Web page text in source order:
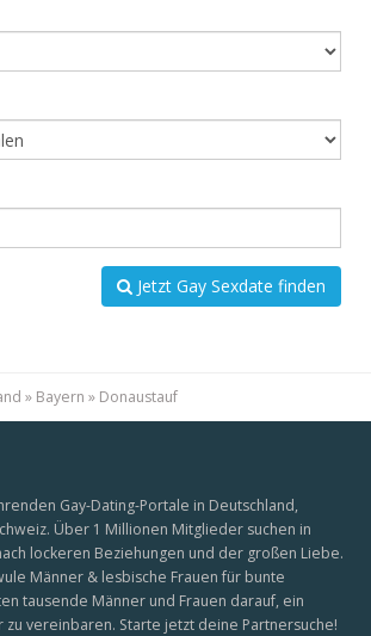
Jetzt Gay Sexdate finden
» Bayern » Donaustauf
Gay-Dating-Portale in Deutschland,
Über 1 Millionen Mitglieder suchen in
lockeren Beziehungen und der großen Liebe.
Männer & lesbische Frauen für bunte
tausende Männer und Frauen darauf, ein
vereinbaren. Starte jetzt deine Partnersuche!